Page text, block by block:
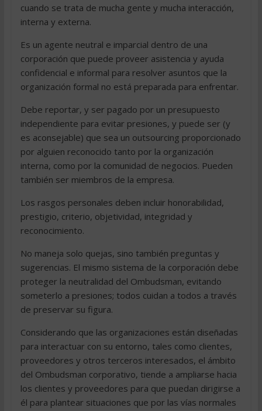
cuando se trata de mucha gente y mucha interacción,
interna y externa.
Es un agente neutral e imparcial dentro de una
corporación que puede proveer asistencia y ayuda
confidencial e informal para resolver asuntos que la
organización formal no está preparada para enfrentar.
Debe reportar, y ser pagado por un presupuesto
independiente para evitar presiones, y puede ser (y
es aconsejable) que sea un outsourcing proporcionado
por alguien reconocido tanto por la organización
interna, como por la comunidad de negocios. Pueden
también ser miembros de la empresa.
Los rasgos personales deben incluir honorabilidad,
prestigio, criterio, objetividad, integridad y
reconocimiento.
No maneja solo quejas, sino también preguntas y
sugerencias. El mismo sistema de la corporación debe
proteger la neutralidad del Ombudsman, evitando
someterlo a presiones; todos cuidan a todos a través
de preservar su figura.
Considerando que las organizaciones están diseñadas
para interactuar con su entorno, tales como clientes,
proveedores y otros terceros interesados, el ámbito
del Ombudsman corporativo, tiende a ampliarse hacia
los clientes y proveedores para que puedan dirigirse a
él para plantear situaciones que por las vías normales